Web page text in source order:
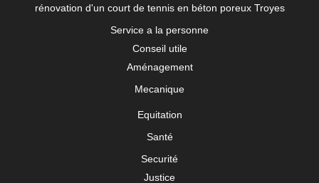
rénovation d'un court de tennis en béton poreux Troyes
Service a la personne
Conseil utile
Aménagement
Mecanique
Equitation
Santé
Securité
Justice